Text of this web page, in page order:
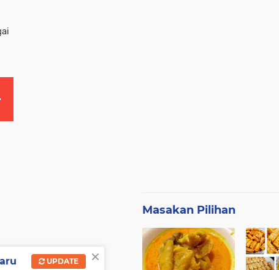
Masakan Pilihan
×
UPDATE